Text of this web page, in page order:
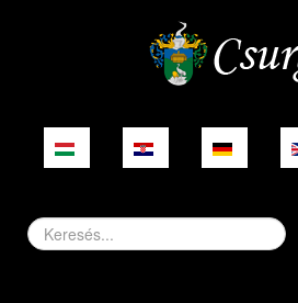
Keresés...